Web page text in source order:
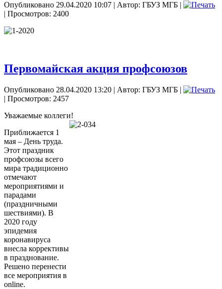
Опубликовано 29.04.2020 10:07 | Автор: ГБУЗ МГБ |
| Просмотров: 2400
Первомайская акция профсоюзов
Опубликовано 28.04.2020 13:20 | Автор: ГБУЗ МГБ |
| Просмотров: 2457
Уважаемые коллеги!
Приближается 1
мая – День труда.
Этот праздник
профсоюзы всего
мира традиционно
отмечают
мероприятиями и
парадами
(праздничными
шествиями). В
2020 году
эпидемия
коронавируса
внесла коррективы
в празднование.
Решено перенести
все мероприятия в
online.